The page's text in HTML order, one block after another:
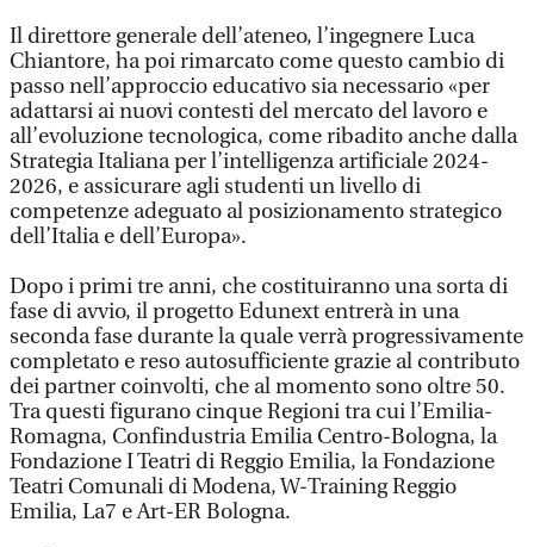
Il direttore generale dell’ateneo, l’ingegnere Luca
Chiantore, ha poi rimarcato come questo cambio di
passo nell’approccio educativo sia necessario «per
adattarsi ai nuovi contesti del mercato del lavoro e
all’evoluzione tecnologica, come ribadito anche dalla
Strategia Italiana per l’intelligenza artificiale 2024-
2026, e assicurare agli studenti un livello di
competenze adeguato al posizionamento strategico
dell’Italia e dell’Europa».
Dopo i primi tre anni, che costituiranno una sorta di
fase di avvio, il progetto Edunext entrerà in una
seconda fase durante la quale verrà progressivamente
completato e reso autosufficiente grazie al contributo
dei partner coinvolti, che al momento sono oltre 50.
Tra questi figurano cinque Regioni tra cui l’Emilia-
Romagna, Confindustria Emilia Centro-Bologna, la
Fondazione I Teatri di Reggio Emilia, la Fondazione
Teatri Comunali di Modena, W-Training Reggio
Emilia, La7 e Art-ER Bologna.